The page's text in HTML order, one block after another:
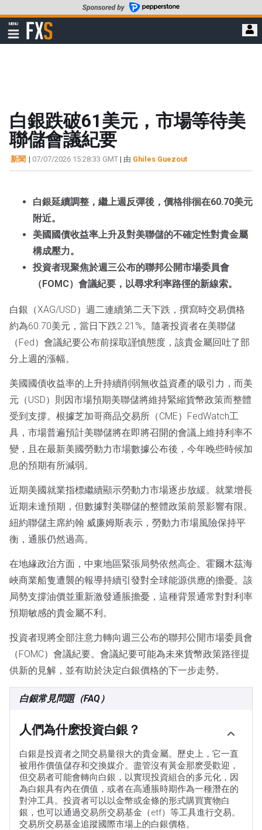
至
要
MENU
顯
示
FXStreet
白銀跌破61美元，市場等待美
聯儲會議紀要
新聞 | 07/07/2026 15:28:33 GMT | 由 Ghiles Guezout
白銀延續調整，繼上週反彈後，價格徘徊在60.70美元
附近。
美國國債收益率上升及對美聯儲的不確定性對貴金屬
構成壓力。
投資者現聚焦於週三公布的聯邦公開市場委員會
（FOMC）會議紀要，以尋求利率路徑的新線索。
白銀（XAG/USD）週二連續第二天下跌，撰寫時交易價格
約為60.70美元，當日下跌2.21%。隨著投資者在美聯儲
（Fed）會議紀要公布前採取謹慎態度，該貴金屬回吐了部
分上週的漲幅。
美國國債收益率的上升持續削弱無收益資產的吸引力，而美
元（USD）則因市場預期美聯儲將維持緊縮貨幣政策而整體
受到支撐。根據芝加哥商品交易所（CME）FedWatch工
具，市場普遍預計美聯儲將在即將召開的會議上維持利率不
變，且在最新美國勞動力市場數據公布後，今年晚些時候加
息的預期有所減弱。
近期美國就業指標繼續顯示勞動力市場逐步放緩。就業增長
近期未達預期，但數據對美聯儲的整體政策前景影響有限。
紐約聯儲主席約翰·威廉姆斯表示，勞動力市場風險保持平
衡，通脹仍然過高。
在地緣政治方面，中東地區緊張局勢依然高企。霍爾木茲海
峽商業船隻遭襲的報導持續引發對全球能源供應的擔憂。該
局勢支撐油價並重新激發通脹擔憂，這種背景通常對對利率
預期敏感的貴金屬不利。
投資者現將全部注意力轉向週三公布的聯邦公開市場委員會
（FOMC）會議紀要。會議紀要可能為未來貨幣政策路徑提
供新的見解，並有助於決定白銀價格的下一步走勢。
白銀常見問題（FAQ）
人們為什麽投資白銀？
白銀是投資者之間交易量很大的貴金屬。歷史上，它一直
被用作價值儲存和交換媒介。盡管沒有黃金那麽受歡迎，
但交易者可能會轉向白銀，以實現投資組合的多元化，因
為白銀具有內在價值，或者在高通脹時期作為一種潛在的
對沖工具。投資者可以以金幣或金條的形式購買實物白
銀，也可以通過交易所交易基金（etf）等工具進行交易。
交易所交易基金追蹤國際市場上的白銀價格。